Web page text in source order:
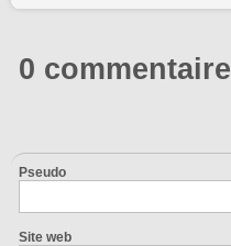
0 commentaire
Pseudo
Site web